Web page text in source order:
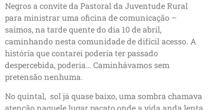
Negros a convite da Pastoral da Juventude Rural
para ministrar uma oficina de comunicação –
saímos, na tarde quente do dia 10 de abril,
caminhando nesta comunidade de difícil acesso. A
história que contarei poderia ter passado
despercebida, poderia… Caminhávamos sem
pretensão nenhuma.
No quintal, sol já quase baixo, uma sombra chamava
atenção naquele lugar pacato onde a vida anda lenta.